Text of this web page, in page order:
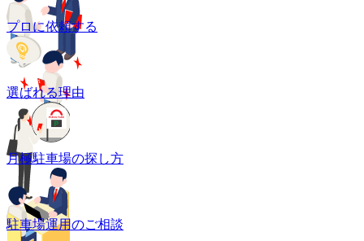
プロに依頼する
選ばれる理由
月極駐車場の探し方
駐車場運用のご相談